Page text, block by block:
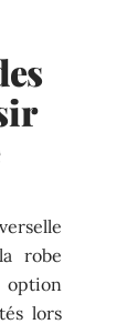
robe
option
lors